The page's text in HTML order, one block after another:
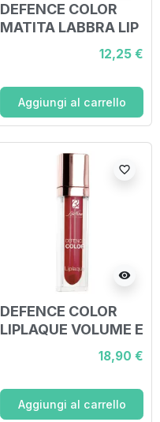
DEFENCE COLOR
MATITA LABBRA LIP
12,25 €
Aggiungi al carrello
visibility
favorite_border
DEFENCE COLOR
LIPLAQUE VOLUME E
LUMINOSITA' 604
18,90 €
Aggiungi al carrello